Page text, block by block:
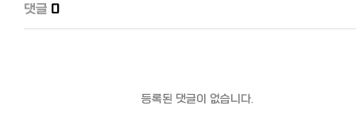
댓글 0
등록된 댓글이 없습니다.